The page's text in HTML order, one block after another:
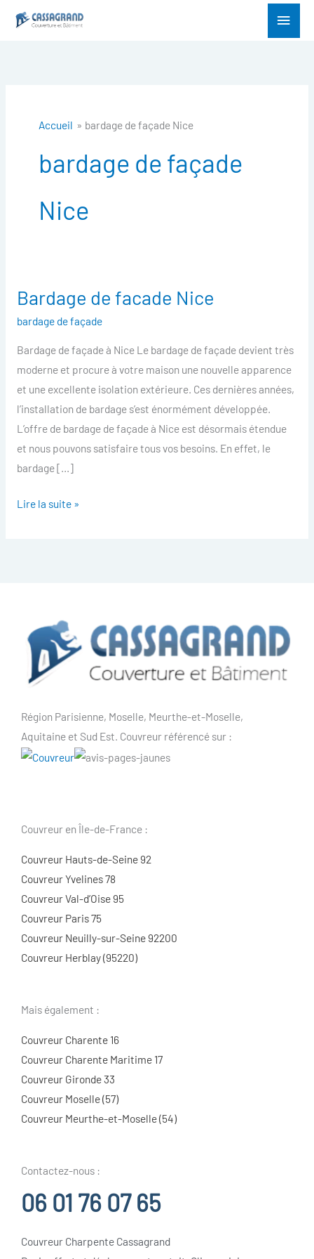
Menu
Accueil bardage de façade Nice
bardage de façade
Nice
Bardage de facade Nice
bardage de façade
Bardage de façade à Nice Le bardage de façade devient très
moderne et procure à votre maison une nouvelle apparence
et une excellente isolation extérieure. Ces dernières années,
l’installation de bardage s’est énormément développée.
L’offre de bardage de façade à Nice est désormais étendue
et nous pouvons satisfaire tous vos besoins. En effet, le
bardage […]
Bardage
Nice
Lire la suite »
Région Parisienne, Moselle, Meurthe-et-Moselle,
Aquitaine et Sud Est. Couvreur référencé sur :
Couvreur en Île-de-France :
Couvreur Hauts-de-Seine 92
Couvreur Yvelines 78
Couvreur Val-d’Oise 95
Couvreur Paris 75
Couvreur Neuilly-sur-Seine 92200
Couvreur Herblay (95220)
Mais également :
Couvreur Charente 16
Couvreur Charente Maritime 17
Couvreur Gironde 33
Couvreur Moselle (57)
Couvreur Meurthe-et-Moselle (54)
Contactez-nous :
06 01 76 07 65
Couvreur Charpente Cassagrand